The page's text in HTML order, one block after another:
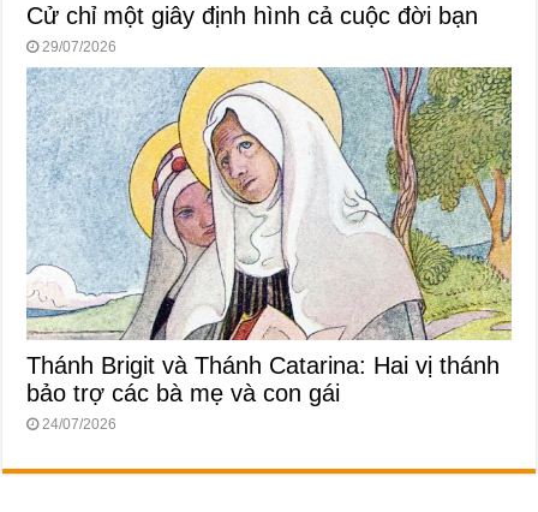
Cử chỉ một giây định hình cả cuộc đời bạn
29/07/2026
Thánh Brigit và Thánh Catarina: Hai vị thánh
bảo trợ các bà mẹ và con gái
24/07/2026